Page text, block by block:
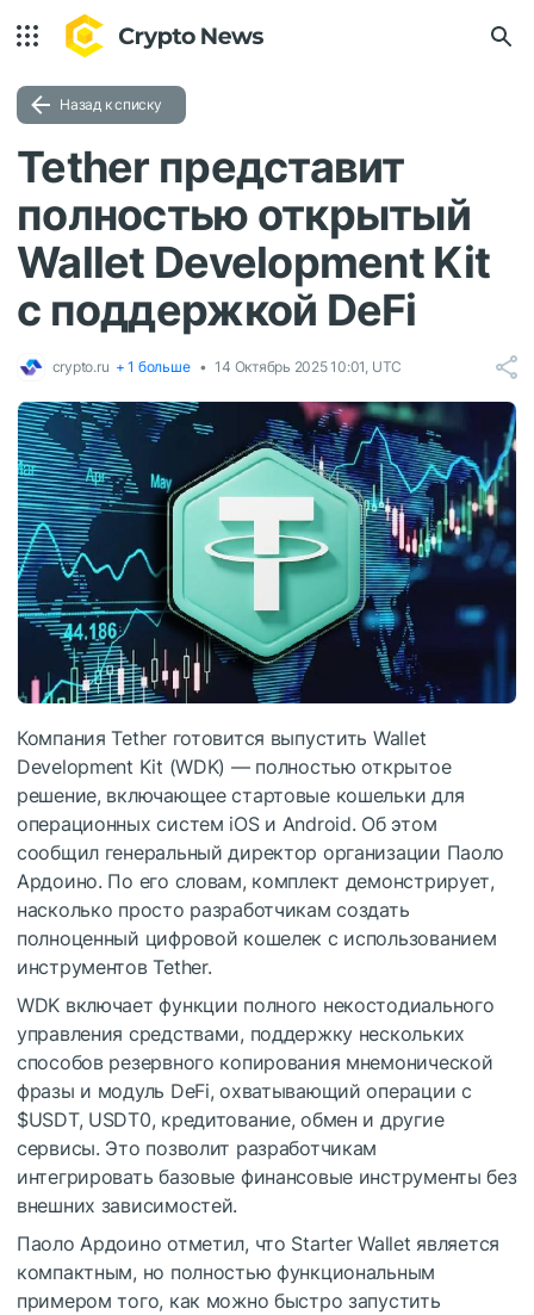
Назад к списку
Tether представит
полностью открытый
Wallet Development Kit
с поддержкой DeFi
crypto.ru + 1 больше 14 Октябрь 2025 10:01, UTC
Компания Tether готовится выпустить Wallet
Development Kit (WDK) — полностью открытое
решение, включающее стартовые кошельки для
операционных систем iOS и Android. Об этом
сообщил генеральный директор организации Паоло
Ардоино. По его словам, комплект демонстрирует,
насколько просто разработчикам создать
полноценный цифровой кошелек с использованием
инструментов Tether.
WDK включает функции полного некостодиального
управления средствами, поддержку нескольких
способов резервного копирования мнемонической
фразы и модуль DeFi, охватывающий операции с
$USDT, USDT0, кредитование, обмен и другие
сервисы. Это позволит разработчикам
интегрировать базовые финансовые инструменты без
внешних зависимостей.
Паоло Ардоино отметил, что Starter Wallet является
компактным, но полностью функциональным
примером того, как можно быстро запустить